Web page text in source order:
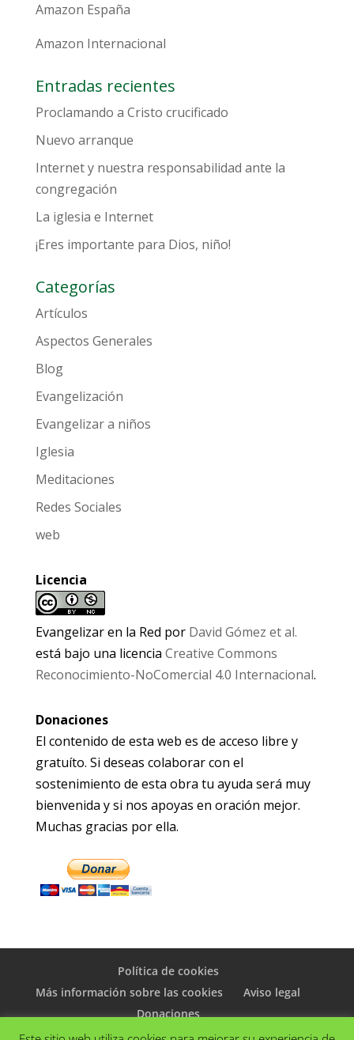
Amazon España
Amazon Internacional
Entradas recientes
Proclamando a Cristo crucificado
Nuevo arranque
Internet y nuestra responsabilidad ante la
congregación
La iglesia e Internet
¡Eres importante para Dios, niño!
Categorías
Artículos
Aspectos Generales
Blog
Evangelización
Evangelizar a niños
Iglesia
Meditaciones
Redes Sociales
web
Licencia
Evangelizar en la Red por David Gómez et al.
está bajo una licencia Creative Commons
Reconocimiento-NoComercial 4.0 Internacional.
Donaciones
El contenido de esta web es de acceso libre y
gratuíto. Si deseas colaborar con el
sostenimiento de esta obra tu ayuda será muy
bienvenida y si nos apoyas en oración mejor.
Muchas gracias por ella.
Política de cookies
Más información sobre las cookies
Aviso legal
Donaciones